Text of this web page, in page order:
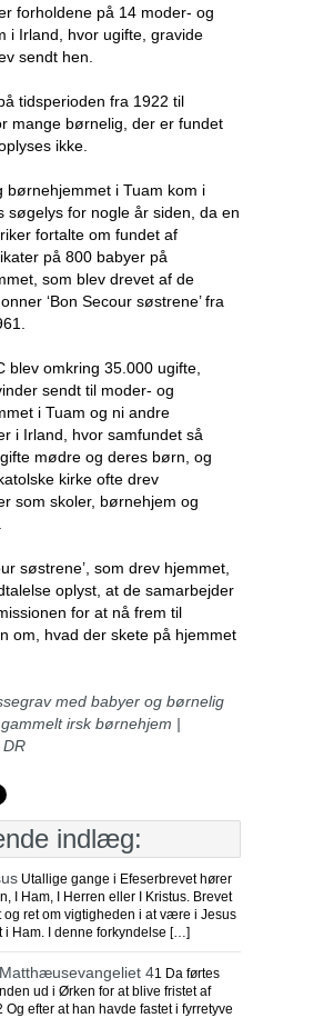
forholdene på 14 moder- og
i Irland, hvor ugifte, gravide
sendt hen.
tidsperioden fra 1922 til
mange børnelig, der er fundet
ikke.
børnehjemmet i Tuam kom i
søgelys for nogle år siden, da en
fortalte om fundet af
på 800 babyer på
som blev drevet af de
‘Bon Secour søstrene’ fra
blev omkring 35.000 ugifte,
sendt til moder- og
i Tuam og ni andre
i Irland, hvor samfundet så
mødre og deres børn, og
kirke ofte drev
som skoler, børnehjem og
søstrene’, som drev hjemmet,
oplyst, at de samarbejder
for at nå frem til
om, hvad der skete på hjemmet
med babyer og børnelig
irsk børnehjem |
indlæg:
Utallige gange i Efeserbrevet hører
I Ham, I Herren eller I Kristus. Brevet
og ret om vigtigheden i at være i Jesus
i Ham. I denne forkyndelse […]
41 Da førtes
ud i Ørken for at blive fristet af
efter at han havde fastet i fyrretyve